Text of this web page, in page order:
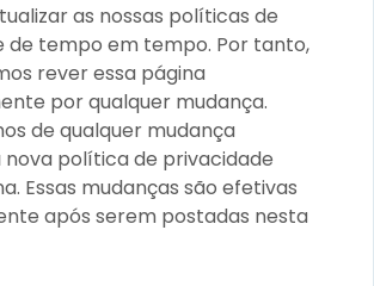
as nossas políticas de
de tempo em tempo. Por tanto,
rever essa página
por qualquer mudança.
de qualquer mudança
nova política de privacidade
Essas mudanças são efetivas
após serem postadas nesta